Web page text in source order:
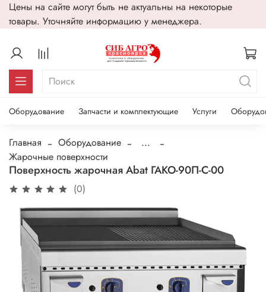
Цены на сайте могут быть не актуальны на некоторые
товары. Уточняйте информацию у менеджера.
Оборудование Запчасти и комплектующие Услуги
Главная Оборудование
...
Жарочные поверхности
Поверхность жарочная Abat ГАКО-90П-C-00
(0)